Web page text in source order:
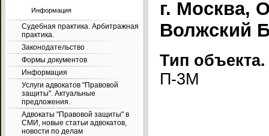
Информация
Судебная практика. Арбитражная
практика.
Законодательство
Формы документов
Информация
Услуги адвокатов "Правовой
защиты". Актуальные
предложения.
Адвокаты "Правовой защиты" в
СМИ, новые статьи адвокатов,
новости по делам
г. Москва,
Волжский
Тип объекта.
П-3М